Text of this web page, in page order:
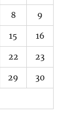
8 9
15 16
22 23
29 30